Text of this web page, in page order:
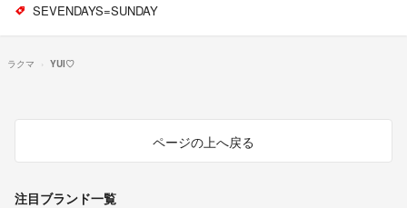
SEVENDAYS=SUNDAY
ラクマ YUI♡
ページの上へ戻る
注目ブランド一覧